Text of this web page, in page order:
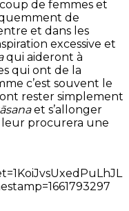
de femmes et
de
et dans les
excessive et
qui aideront à
qui ont de la
c’est souvent le
rester simplement
et s’allonger
leur procurera une